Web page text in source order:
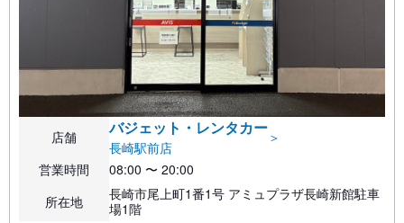
店舗 バジェット・レンタカー
長崎駅前店
＞
営業時間
08:00 〜 20:00
所在地
長崎市尾上町1番1号 アミュプラザ長崎新館駐車
場1階